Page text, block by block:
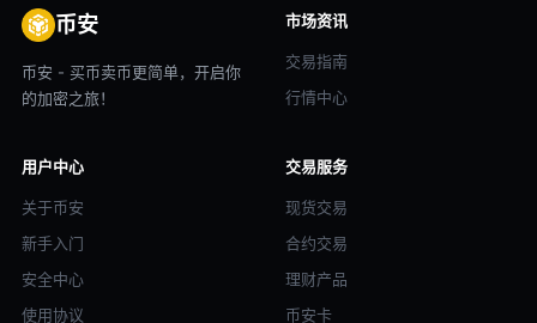
币安
币安 - 买币卖币更简单，开启你
的加密之旅！
市场资讯
交易指南
行情中心
用户中心
关于币安
新手入门
安全中心
使用协议
交易服务
现货交易
合约交易
理财产品
币安卡